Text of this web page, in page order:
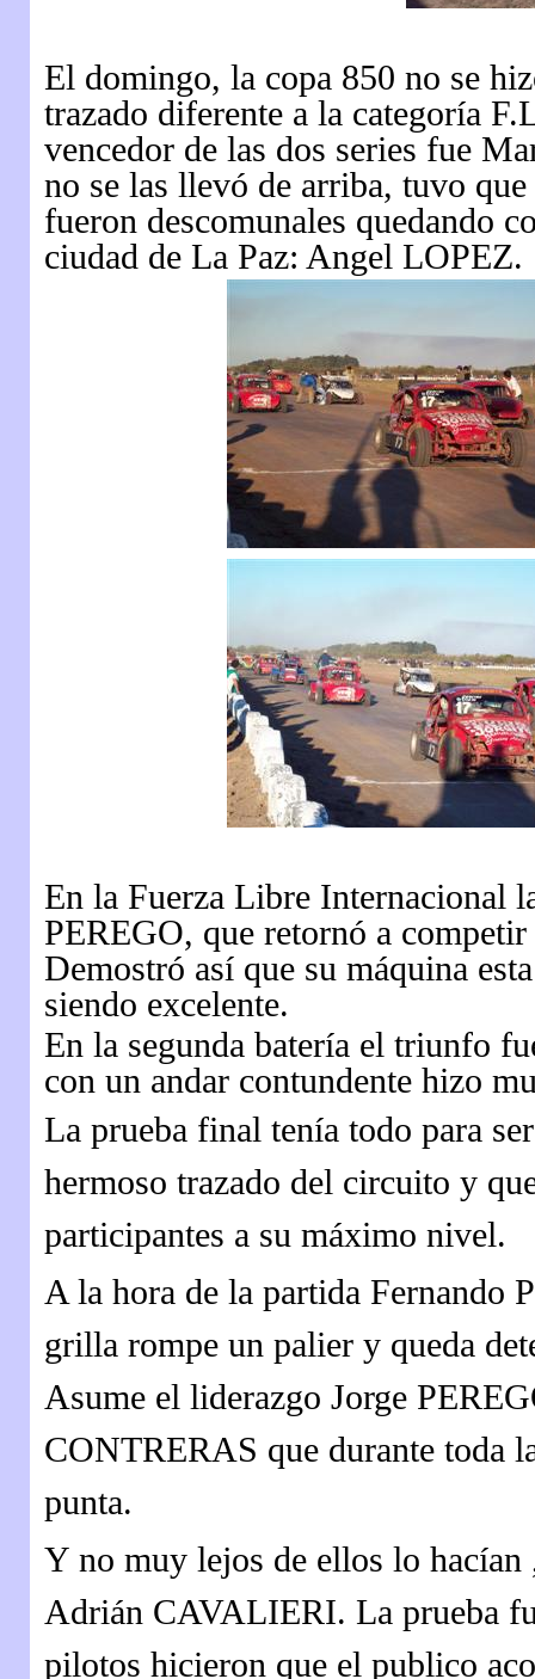
El domingo, la copa 850 no se
trazado diferente a la categoría
vencedor de las dos series fue
no se las llevó de arriba, tuvo
fueron descomunales quedando
ciudad de La Paz: Angel LOPEZ.
En la Fuerza Libre Internacional
PEREGO, que retornó a
Demostró así que su máquina
siendo excelente.
En la segunda batería el triunfo
con un andar contundente hizo
La prueba final tenía todo para
hermoso trazado del circuito y
participantes a su máximo nivel.
A la hora de la partida Fernando
grilla rompe un palier y queda
Asume el liderazgo Jorge
CONTRERAS que durante toda
punta.
Y no muy lejos de ellos lo
Adrián CAVALIERI. La prueba
pilotos hicieron que el publico